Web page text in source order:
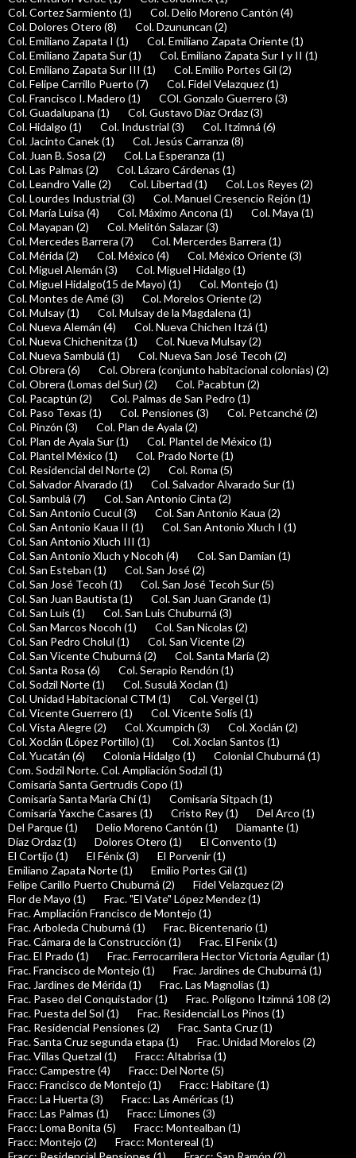
Col. Cortez Sarmiento (1)
Col. Delio Moreno Cantón (4)
Col. Dolores Otero (8)
Col. Dzununcan (2)
Col. Emiliano Zapata I (1)
Col. Emiliano Zapata Oriente (1)
Col. Emiliano Zapata Sur (1)
Col. Emiliano Zapata Sur I y II (1)
Col. Emiliano Zapata Sur III (1)
Col. Emilio Portes Gil (2)
Col. Felipe Carrillo Puerto (7)
Col. Fidel Velazquez (1)
Col. Francisco I. Madero (1)
COl. Gonzalo Guerrero (3)
Col. Guadalupana (1)
Col. Gustavo Díaz Ordaz (3)
Col. Hidalgo (1)
Col. Industrial (3)
Col. Itzimná (6)
Col. Jacinto Canek (1)
Col. Jesús Carranza (8)
Col. Juan B. Sosa (2)
Col. La Esperanza (1)
Col. Las Palmas (2)
Col. Lázaro Cárdenas (1)
Col. Leandro Valle (2)
Col. Libertad (1)
Col. Los Reyes (2)
Col. Lourdes Industrial (3)
Col. Manuel Cresencio Rejón (1)
Col. María Luisa (4)
Col. Máximo Ancona (1)
Col. Maya (1)
Col. Mayapan (2)
Col. Melitón Salazar (3)
Col. Mercedes Barrera (7)
Col. Mercerdes Barrera (1)
Col. Mérida (2)
Col. México (4)
Col. México Oriente (3)
Col. Miguel Alemán (3)
Col. Miguel Hidalgo (1)
Col. Miguel Hidalgo(15 de Mayo) (1)
Col. Montejo (1)
Col. Montes de Amé (3)
Col. Morelos Oriente (2)
Col. Mulsay (1)
Col. Mulsay de la Magdalena (1)
Col. Nueva Alemán (4)
Col. Nueva Chichen Itzá (1)
Col. Nueva Chichenitza (1)
Col. Nueva Mulsay (2)
Col. Nueva Sambulá (1)
Col. Nueva San José Tecoh (2)
Col. Obrera (6)
Col. Obrera (conjunto habitacional colonias) (2)
Col. Obrera (Lomas del Sur) (2)
Col. Pacabtun (2)
Col. Pacaptún (2)
Col. Palmas de San Pedro (1)
Col. Paso Texas (1)
Col. Pensiones (3)
Col. Petcanché (2)
Col. Pinzón (3)
Col. Plan de Ayala (2)
Col. Plan de Ayala Sur (1)
Col. Plantel de México (1)
Col. Plantel México (1)
Col. Prado Norte (1)
Col. Residencial del Norte (2)
Col. Roma (5)
Col. Salvador Alvarado (1)
Col. Salvador Alvarado Sur (1)
Col. Sambulá (7)
Col. San Antonio Cinta (2)
Col. San Antonio Cucul (3)
Col. San Antonio Kaua (2)
Col. San Antonio Kaua II (1)
Col. San Antonio Xluch I (1)
Col. San Antonio Xluch III (1)
Col. San Antonio Xluch y Nocoh (4)
Col. San Damian (1)
Col. San Esteban (1)
Col. San José (2)
Col. San José Tecoh (1)
Col. San José Tecoh Sur (5)
Col. San Juan Bautista (1)
Col. San Juan Grande (1)
Col. San Luis (1)
Col. San Luis Chuburná (3)
Col. San Marcos Nocoh (1)
Col. San Nicolas (2)
Col. San Pedro Cholul (1)
Col. San Vicente (2)
Col. San Vicente Chuburná (2)
Col. Santa María (2)
Col. Santa Rosa (6)
Col. Serapio Rendón (1)
Col. Sodzil Norte (1)
Col. Susulá Xoclan (1)
Col. Unidad Habitacional CTM (1)
Col. Vergel (1)
Col. Vicente Guerrero (1)
Col. Vicente Solís (1)
Col. Vista Alegre (2)
Col. Xcumpich (3)
Col. Xoclán (2)
Col. Xoclán (López Portillo) (1)
Col. Xoclan Santos (1)
Col. Yucatán (6)
Colonia Hidalgo (1)
Colonial Chuburná (1)
Com. Sodzil Norte. Col. Ampliación Sodzil (1)
Comisaría Santa Gertrudis Copo (1)
Comisaría Santa María Chí (1)
Comisaría Sitpach (1)
Comisaría Yaxche Casares (1)
Cristo Rey (1)
Del Arco (1)
Del Parque (1)
Delio Moreno Cantón (1)
Diamante (1)
Díaz Ordaz (1)
Dolores Otero (1)
El Convento (1)
El Cortijo (1)
El Fénix (3)
El Porvenir (1)
Emiliano Zapata Norte (1)
Emilio Portes Gil (1)
Felipe Carillo Puerto Chuburná (2)
Fidel Velazquez (2)
Flor de Mayo (1)
Frac. "El Vate" López Mendez (1)
Frac. Ampliación Francisco de Montejo (1)
Frac. Arboleda Chuburná (1)
Frac. Bicentenario (1)
Frac. Cámara de la Construcción (1)
Frac. El Fenix (1)
Frac. El Prado (1)
Frac. Ferrocarrilera Hector Victoria Aguilar (1)
Frac. Francisco de Montejo (1)
Frac. Jardines de Chuburná (1)
Frac. Jardines de Mérida (1)
Frac. Las Magnolias (1)
Frac. Paseo del Conquistador (1)
Frac. Polígono Itzimná 108 (2)
Frac. Puesta del Sol (1)
Frac. Residencial Los Pinos (1)
Frac. Residencial Pensiones (2)
Frac. Santa Cruz (1)
Frac. Santa Cruz segunda etapa (1)
Frac. Unidad Morelos (2)
Frac. Villas Quetzal (1)
Fracc: Altabrisa (1)
Fracc: Campestre (4)
Fracc: Del Norte (5)
Fracc: Francisco de Montejo (1)
Fracc: Habitare (1)
Fracc: La Huerta (3)
Fracc: Las Américas (1)
Fracc: Las Palmas (1)
Fracc: Limones (3)
Fracc: Loma Bonita (5)
Fracc: Montealban (1)
Fracc: Montejo (2)
Fracc: Montereal (1)